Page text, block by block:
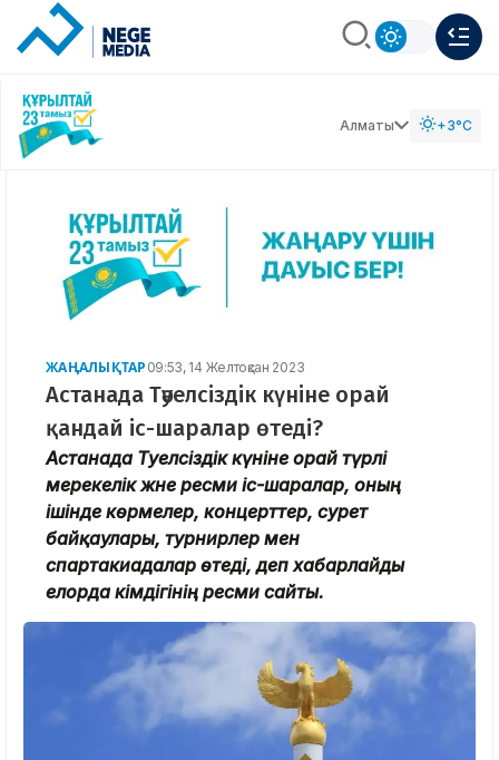
Алматы +3°C
ЖАҢАЛЫҚТАР 09:53, 14 Желтоқсан 2023
Астанада Тәуелсіздік күніне орай
қандай іс-шаралар өтеді?
Астанада Тәуелсіздік күніне орай түрлі
мерекелік және ресми іс-шаралар, оның
ішінде көрмелер, концерттер, сурет
байқаулары, турнирлер мен
спартакиадалар өтеді, деп хабарлайды
елорда әкімдігінің ресми сайты.